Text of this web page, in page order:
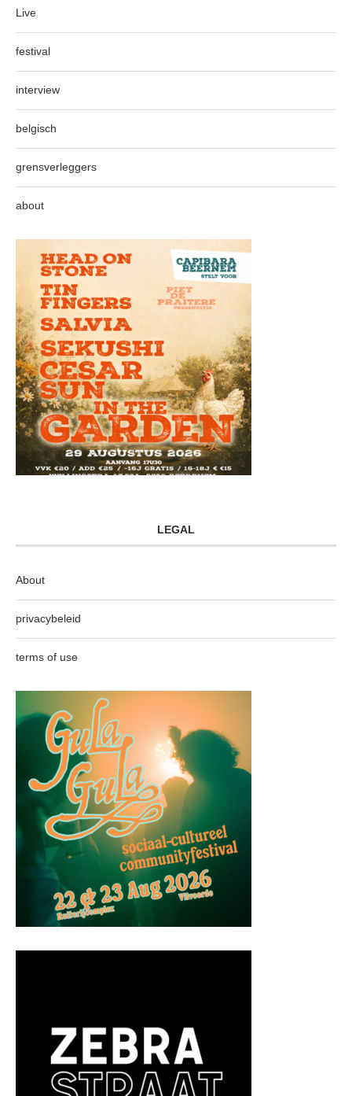
Live
festival
interview
belgisch
grensverleggers
about
LEGAL
About
privacybeleid
terms of use